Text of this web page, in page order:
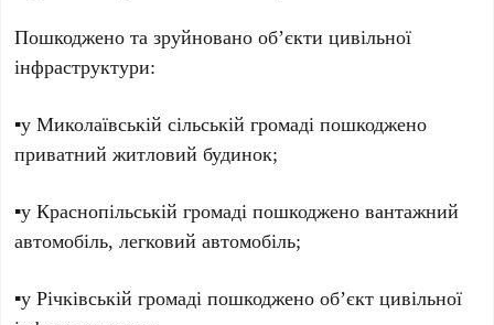
Пошкоджено та зруйновано об’єкти цивільної
інфраструктури:
▪️у Миколаївській сільській громаді пошкоджено
приватний житловий будинок;
▪️у Краснопільській громаді пошкоджено вантажний
автомобіль, легковий автомобіль;
▪️у Річківській громаді пошкоджено об’єкт цивільної